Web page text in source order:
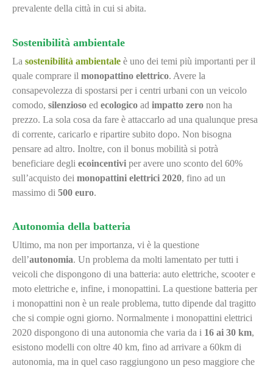
prevalente della città in cui si abita.
Sostenibilità ambientale
La sostenibilità ambientale è uno dei temi più importanti per il
quale comprare il monopattino elettrico. Avere la
consapevolezza di spostarsi per i centri urbani con un veicolo
comodo, silenzioso ed ecologico ad impatto zero non ha
prezzo. La sola cosa da fare è attaccarlo ad una qualunque presa
di corrente, caricarlo e ripartire subito dopo. Non bisogna
pensare ad altro. Inoltre, con il bonus mobilità si potrà
beneficiare degli ecoincentivi per avere uno sconto del 60%
sull’acquisto dei monopattini elettrici 2020, fino ad un
massimo di 500 euro.
Autonomia della batteria
Ultimo, ma non per importanza, vi è la questione
dell’autonomia. Un problema da molti lamentato per tutti i
veicoli che dispongono di una batteria: auto elettriche, scooter e
moto elettriche e, infine, i monopattini. La questione batteria per
i monopattini non è un reale problema, tutto dipende dal tragitto
che si compie ogni giorno. Normalmente i monopattini elettrici
2020 dispongono di una autonomia che varia da i 16 ai 30 km,
esistono modelli con oltre 40 km, fino ad arrivare a 60km di
autonomia, ma in quel caso raggiungono un peso maggiore che